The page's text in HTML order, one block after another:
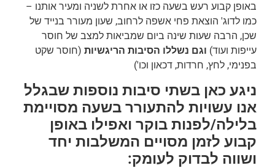
באופן קבוע רעש בשעה כזו או אחרת לשניה ומעיר אותנו –
כמו לדוג' הוצאת פחי אשפה לרחוב, שעון מעורר בנייד של
שכן, הרבה שעות שינה ביום שמביאות למצב של חוסר
עייפות ועוד) וגם נשללו הסיבות הריגשיות (חוסר שקט
בפנימי, לחץ, חרדות, דכאון וכו')
ניגע כאן בשתי סיבות נוספות שבגלל
אנו עשויות להתעורר בשעה מסויימת
בלילה/לפנות בוקר ואפילו באופן
קבוע לזמן מסויים המשלבות יחד
ושווה לבדוק לעומק: